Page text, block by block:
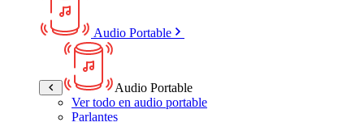
Audio Portable
Audio Portable
Ver todo en audio portable
Parlantes